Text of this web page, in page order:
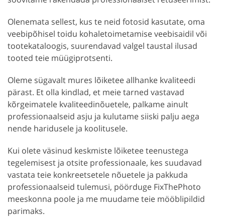
Olenemata sellest, kus te neid fotosid kasutate, oma
veebipõhisel toidu kohaletoimetamise veebisaidil või
tootekataloogis, suurendavad valgel taustal ilusad
tooted teie müügiprotsenti.
Oleme sügavalt mures lõiketee allhanke kvaliteedi
pärast. Et olla kindlad, et meie tarned vastavad
kõrgeimatele kvaliteedinõuetele, palkame ainult
professionaalseid asju ja kulutame siiski palju aega
nende haridusele ja koolitusele.
Kui olete väsinud keskmiste lõiketee teenustega
tegelemisest ja otsite professionaale, kes suudavad
vastata teie konkreetsetele nõuetele ja pakkuda
professionaalseid tulemusi, pöörduge FixThePhoto
meeskonna poole ja me muudame teie mööblipildid
parimaks.